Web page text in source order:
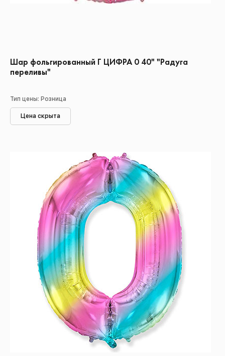
Шар фольгированный Г ЦИФРА 0 40" "Радуга
переливы"
Тип цены: Розница
Цена скрыта